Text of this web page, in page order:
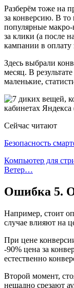
Разберём тоже на
за конверсию. В то
популярные макро-
за клики (а после
кампании в оплату
Здесь выбрали
месяц. В
маленькие,
Сейчас читают
Безопасность
Компьютер для
Ветер…
Ошибка 5.
Например, стоит
случае влияют на
При цене
-90% цена за
естественно
Второй момент,
нещадно срезают